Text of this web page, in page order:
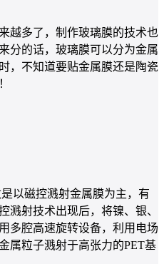
越多了，制作玻璃膜的技术也
分的话，玻璃膜可以分为金属
，不知道要贴金属膜还是陶瓷
以磁控溅射金属膜为主，有
溅射技术出现后，将镍、银、
多腔高速旋转设备，利用电场
属粒子溅射于高张力的PET基